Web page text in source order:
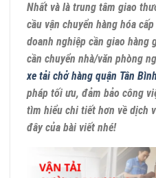
Nhất và là trung tâm giao
cầu vận chuyển hàng hóa
doanh nghiệp cần giao hàng
cần chuyển nhà/văn phòng
xe tải chở hàng quận Tân Bình
pháp tối ưu, đảm bảo công
tìm hiểu chi tiết hơn về dịch
đây của bài viết nhé!